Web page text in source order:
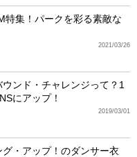
特集！パークを彩る素敵な
2021/03/26
ウンド・チャレンジって？1
にアップ！
2019/03/01
グ・アップ！のダンサー衣